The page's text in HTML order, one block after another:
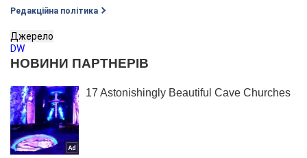
Редакційна політика
Джерело
DW